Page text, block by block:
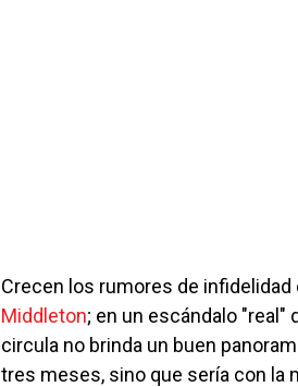
Crecen los rumores de infidelidad
Middleton; en un escándalo "real"
circula no brinda un buen
tres meses, sino que sería con la